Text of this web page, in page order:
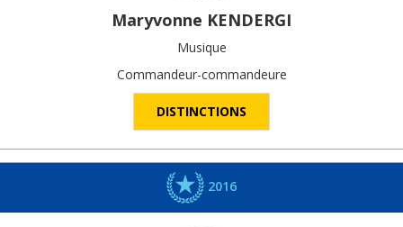
Maryvonne KENDERGI
Musique
Commandeur-commandeure
DISTINCTIONS
2016